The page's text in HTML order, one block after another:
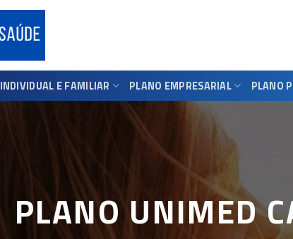
INDIVIDUAL E FAMILIAR PLANO EMPRESARIAL PLANO
PLANO UNIMED